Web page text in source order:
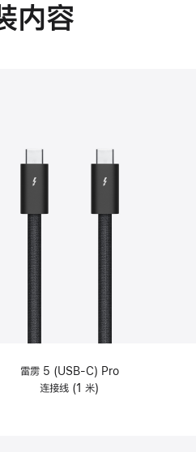
内容
雷雳 5 (USB-C) Pro
连接线 (1 米)